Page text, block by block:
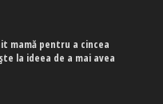
mamă pentru a cincea
la ideea de a mai avea